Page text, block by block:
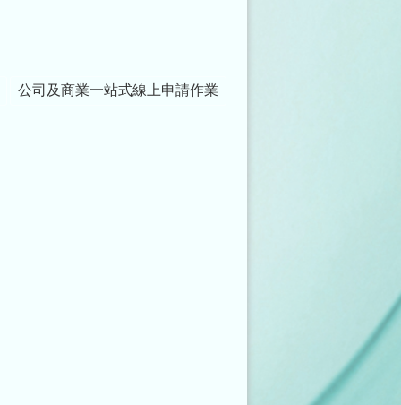
公司及商業一站式線上申請作業